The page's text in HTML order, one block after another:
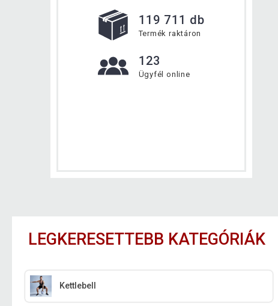
119 711 db
Termék raktáron
123
Ügyfél online
LEGKERESETTEBB KATEGÓRIÁK
Kettlebell